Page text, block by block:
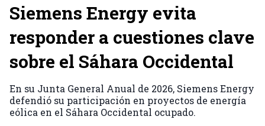
Siemens Energy evita
responder a cuestiones clave
sobre el Sáhara Occidental
En su Junta General Anual de 2026, Siemens Energy
defendió su participación en proyectos de energía
eólica en el Sáhara Occidental ocupado.